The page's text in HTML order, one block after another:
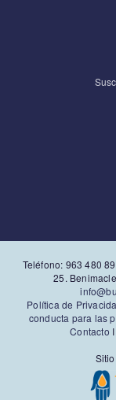
Teléfono: 963 480
25.
Política de
conducta para las
Contacto I